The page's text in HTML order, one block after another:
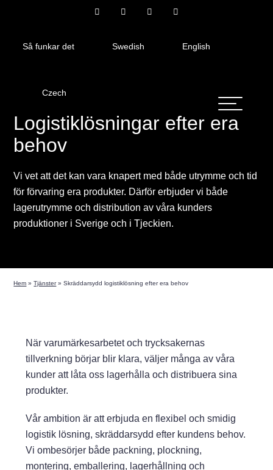
Så funkar det Swedish English
Czech
Logistiklösningar efter era
behov
Vi vet att det kan vara knapert med både utrymme och tid
för förvaring era produkter. Därför erbjuder vi både
lagerutrymme och distribution av våra kunders
produktioner i Sverige och i Tjeckien.
Hem »Tjänster»Skräddarsydd logistiklösning efter era behov
När varumärkesarbetet och trycksakernas
tillverkning börjar blir klara, väljer många av våra
kunder att låta oss lagerhålla och distribuera sina
produkter.
Vår ambition är att erbjuda en flexibel och smidig
logistik lösning, skräddarsydd efter kundens behov.
Vi ombesörjer både packning, plockning,
montering, emballering, lagerhållning och